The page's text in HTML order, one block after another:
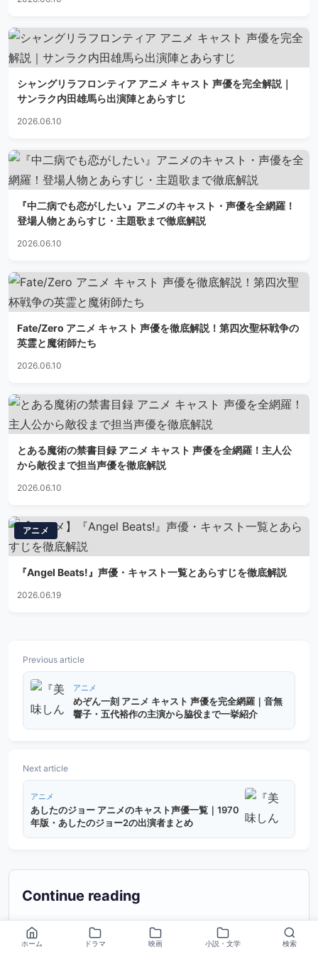
シャングリラフロンティア アニメ キャスト 声優を完全解説｜
サンラク内田雄馬ら出演陣とあらすじ
2026.06.10
『中二病でも恋がしたい』アニメのキャスト・声優を全網羅！
登場人物とあらすじ・主題歌まで徹底解説
2026.06.10
Fate/Zero アニメ キャスト 声優を徹底解説！第四次聖杯戦争の
英霊と魔術師たち
2026.06.10
とある魔術の禁書目録 アニメ キャスト 声優を全網羅！主人公
から敵役まで担当声優を徹底解説
2026.06.10
アニメ
『Angel Beats!』声優・キャスト一覧とあらすじを徹底解説
2026.06.19
Previous article
アニメ
めぞん一刻 アニメ キャスト 声優を完全網羅｜音無
響子・五代裕作の主演から脇役まで一挙紹介
Next article
アニメ
あしたのジョー アニメのキャスト声優一覧｜1970
年版・あしたのジョー2の出演者まとめ
Continue reading
提案記事の取得に失敗しました。
ホーム ドラマ 映画 小説・文学 検索